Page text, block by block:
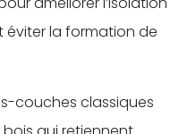
éviter la formation de
couches classiques